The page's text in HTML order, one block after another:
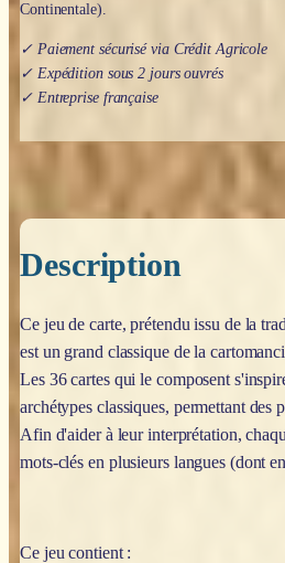
Continentale).
✓ Paiement sécurisé via Crédit Agricole
✓ Expédition sous 2 jours ouvrés
✓ Entreprise française
Description
Ce jeu de carte, prétendu issu de la
est un grand classique de la
Les 36 cartes qui le composent
archétypes classiques, permettant des
Afin d'aider à leur interprétation,
mots-clés en plusieurs langues (dont
Ce jeu contient :